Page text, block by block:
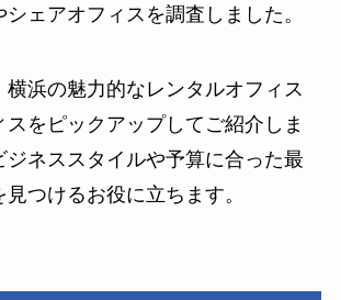
ェアオフィスを調査しました。
横浜の魅力的なレンタルオフィス
をピックアップしてご紹介しま
ジネススタイルや予算に合った最
つけるお役に立ちます。